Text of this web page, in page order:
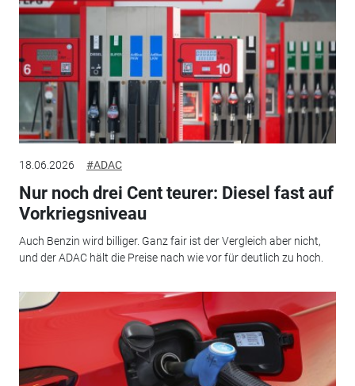
18.06.2026 #ADAC
Nur noch drei Cent teurer: Diesel fast auf
Vorkriegsniveau
Auch Benzin wird billiger. Ganz fair ist der Vergleich aber nicht,
und der ADAC hält die Preise nach wie vor für deutlich zu hoch.